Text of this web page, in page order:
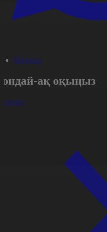
#Портал
ақ оқыңыз